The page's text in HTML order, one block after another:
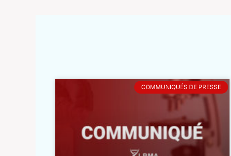
COMMUNIQUÉS DE PRESSE